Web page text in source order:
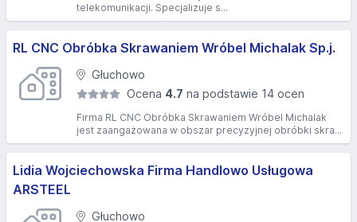
telekomunikacji. Specjalizuje s...
RL CNC Obróbka Skrawaniem Wróbel Michalak Sp.j.
Głuchowo
Ocena 4.7 na podstawie 14 ocen
Firma RL CNC Obróbka Skrawaniem Wróbel Michalak
jest zaangażowana w obszar precyzyjnej obróbki skra...
Lidia Wojciechowska Firma Handlowo Usługowa
ARSTEEL
Głuchowo